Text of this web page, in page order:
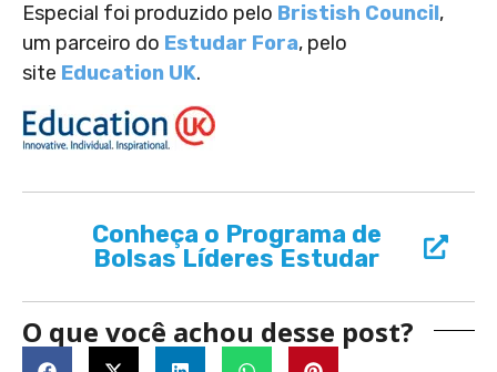
Especial foi produzido pelo Bristish Council,
um parceiro do Estudar Fora, pelo
site Education UK.
Conheça o Programa de
Bolsas Líderes Estudar
O que você achou desse post?